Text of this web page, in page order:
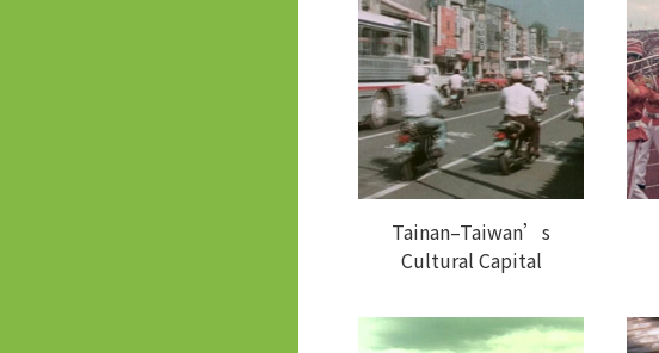
Tainan–Taiwan’s
Cultural Capital